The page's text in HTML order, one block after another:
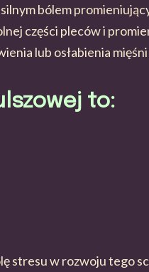
bólem
części pleców i
lub osłabienia
to:
stresu w rozwoju tego